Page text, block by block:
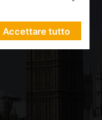
Accettare tutto